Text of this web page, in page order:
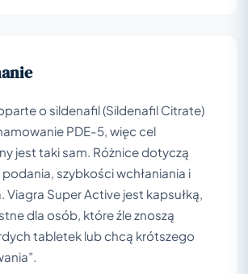
o sildenafil (Sildenafil Citrate)
PDE-5, więc cel
jest taki sam. Różnice dotyczą
szybkości wchłaniania i
Super Active jest kapsułką,
dla osób, które źle znoszą
tabletek lub chcą krótszego